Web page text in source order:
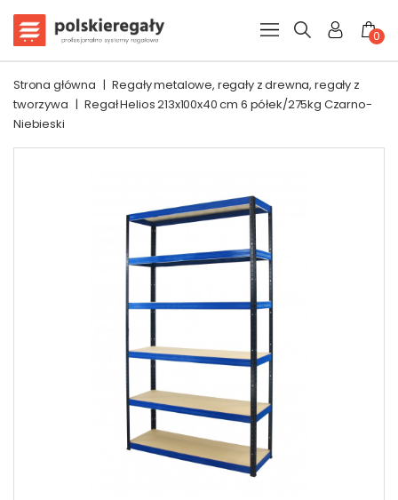
0
Strona główna | Regały metalowe, regały z drewna, regały z
tworzywa | Regał Helios 213x100x40 cm 6 półek/275kg Czarno-
Niebieski